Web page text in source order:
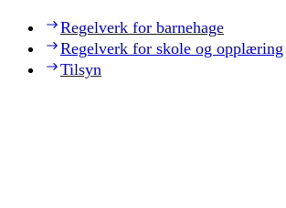
Regelverk for barnehage
Regelverk for skole og opplæring
Tilsyn